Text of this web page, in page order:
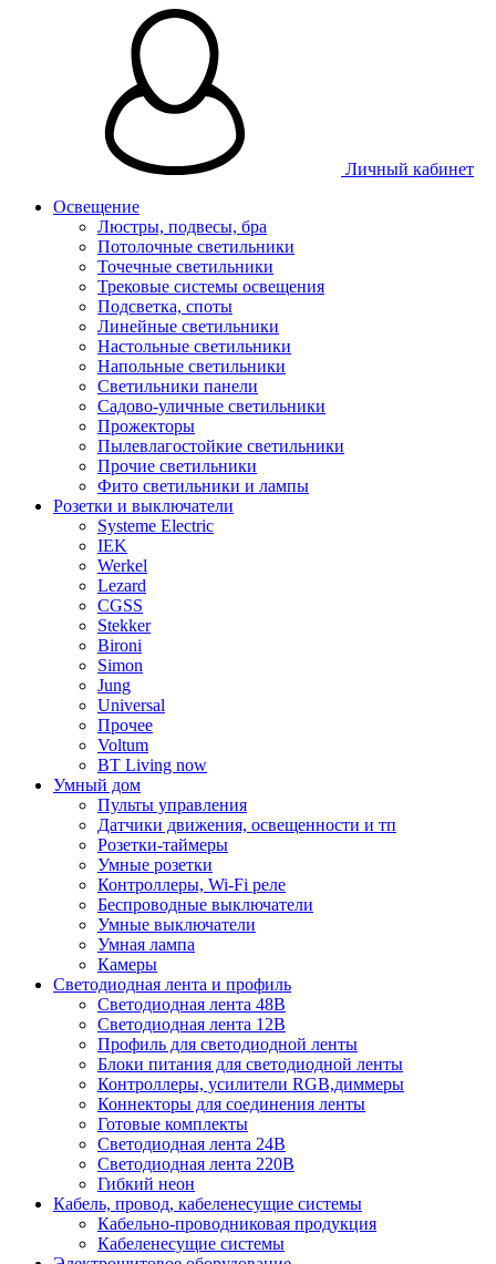
Личный кабинет
Освещение
Люстры, подвесы, бра
Потолочные светильники
Точечные светильники
Трековые системы освещения
Подсветка, споты
Линейные светильники
Настольные светильники
Напольные светильники
Светильники панели
Садово-уличные светильники
Прожекторы
Пылевлагостойкие светильники
Прочие светильники
Фито светильники и лампы
Розетки и выключатели
Systeme Electric
IEK
Werkel
Lezard
CGSS
Stekker
Bironi
Simon
Jung
Universal
Прочее
Voltum
BT Living now
Умный дом
Пульты управления
Датчики движения, освещенности и тп
Розетки-таймеры
Умные розетки
Контроллеры, Wi-Fi реле
Беспроводные выключатели
Умные выключатели
Умная лампа
Камеры
Светодиодная лента и профиль
Светодиодная лента 48В
Светодиодная лента 12В
Профиль для светодиодной ленты
Блоки питания для светодиодной ленты
Контроллеры, усилители RGB,диммеры
Коннекторы для соединения ленты
Готовые комплекты
Светодиодная лента 24В
Светодиодная лента 220В
Гибкий неон
Кабель, провод, кабеленесущие системы
Кабельно-проводниковая продукция
Кабеленесущие системы